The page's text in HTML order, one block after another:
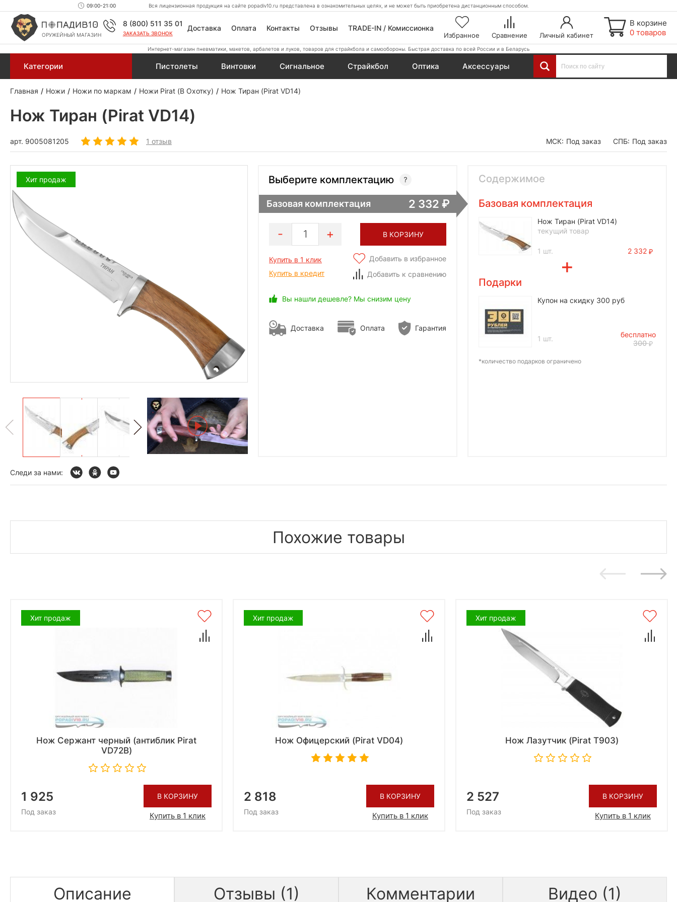
09:00-21:00 Вся лицензионная продукция на сайте popadiv10.ru представлена в ознакомительных целях, и не может быть приобретена дистанционным способом.
ОРУЖЕЙНЫЙ МАГАЗИН
8 (800) 511 35 01
ЗАКАЗАТЬ ЗВОНОК
Доставка Оплата Контакты Отзывы TRADE-IN / Комиссионка
Избранное Сравнение Личный кабинет
В корзине
0 товаров
Интернет-магазин пневматики, макетов, арбалетов и луков, товаров для страйкбола и самообороны. Быстрая доставка по всей России и в Беларусь
Категории Пистолеты Винтовки Сигнальное Страйкбол Оптика Аксессуары
Главная Ножи Ножи по маркам Ножи Pirat (В Охотку) Нож Тиран (Pirat VD14)
Нож Тиран (Pirat VD14)
арт. 9005081205 1 отзыв МСК: Под заказ СПБ: Под заказ
Хит продаж Выберите комплектацию
Базовая комплектация 2 332
1 В КОРЗИНУ
Купить в 1 клик
Купить в кредит
Добавить в избранное
Добавить к сравнению
Вы нашли дешевле? Мы снизим цену
Доставка Оплата Гарантия
Содержимое
Базовая комплектация
Нож Тиран (Pirat VD14)
текущий товар
1 шт. 2 332
Подарки
Купон на скидку 300 руб
1 шт.
бесплатно
300
*количество подарков ограничено
Следи за нами:
Похожие товары
Хит продаж
Нож Сержант черный (антиблик Pirat
VD72B)
1 925
Под заказ
В КОРЗИНУ
Купить в 1 клик
Хит продаж
Нож Офицерский (Pirat VD04)
2 818
Под заказ
В КОРЗИНУ
Купить в 1 клик
Хит продаж
Нож Лазутчик (Pirat T903)
2 527
Под заказ
В КОРЗИНУ
Купить в 1 клик
Описание Отзывы (1) Комментарии Видео (1)